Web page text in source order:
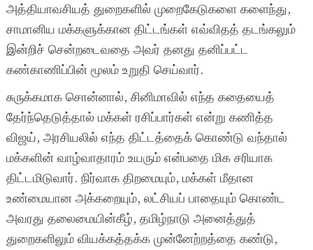
அத்தியாவசியத் துறைகளில் முறைகேடுகளை களைந்து,
சாமானிய மக்களுக்கான திட்டங்கள் எவ்விதத் தடங்கலும்
இன்றிச் சென்றடைவதை அவர் தனது தனிப்பட்ட
கண்காணிப்பின் மூலம் உறுதி செய்வார்.
சுருக்கமாக சொன்னால், சினிமாவில் எந்த கதையைத்
தேர்ந்தெடுத்தால் மக்கள் ரசிப்பார்கள் என்று கணித்த
விஜய், அரசியலில் எந்த திட்டத்தைக் கொண்டு வந்தால்
மக்களின் வாழ்வாதாரம் உயரும் என்பதை மிக சரியாக
திட்டமிடுவார். நிர்வாக திறமையும், மக்கள் மீதான
உண்மையான அக்கறையும், லட்சியப் பாதையும் கொண்ட
அவரது தலைமையின்கீழ், தமிழ்நாடு அனைத்துத்
துறைகளிலும் வியக்கத்தக்க முன்னேற்றத்தை கண்டு,